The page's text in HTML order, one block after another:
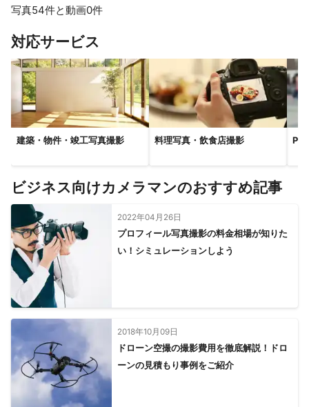
写真54件と動画0件
対応サービス
建築・物件・竣工写真撮影 料理写真・飲食店撮影 PR
ビジネス向けカメラマンのおすすめ記事
2022年04月26日
プロフィール写真撮影の料金相場が知りた
い！シミュレーションしよう
2018年10月09日
ドローン空撮の撮影費用を徹底解説！ドロ
ーンの見積もり事例をご紹介